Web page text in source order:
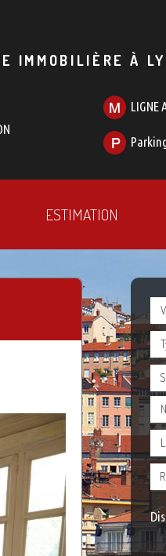
IMMOBILIÈRE À
LIGNE
ESTIMATION